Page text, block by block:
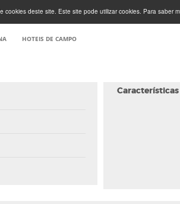
deste site. Este site pode utilizar cookies. Para saber
HOTEIS DE CAMPO
Características